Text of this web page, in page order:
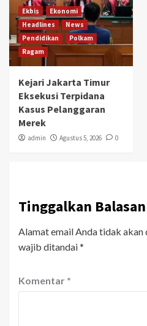
Ekbis
Ekonomi
Headlines
News
Pendidikan
Polkam
Ragam
Kejari Jakarta Timur
Eksekusi Terpidana
Kasus Pelanggaran
Merek
admin Agustus 5, 2026 0
Tinggalkan Balasan
Alamat email Anda tidak akan
wajib ditandai*
Komentar *